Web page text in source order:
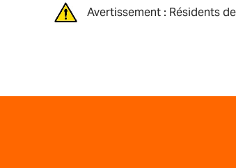
Avertissement : Résidents